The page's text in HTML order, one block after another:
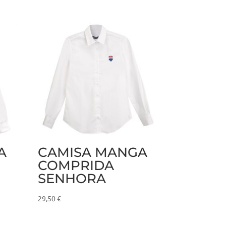
CAMISA MANGA
COMPRIDA
SENHORA
29,50€